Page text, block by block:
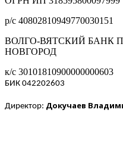
р/с 40802810949770030151
ВОЛГО-ВЯТСКИЙ БАНК
НОВГОРОД
к/с 30101810900000000603
БИК 042202603
Директор: Докучаев